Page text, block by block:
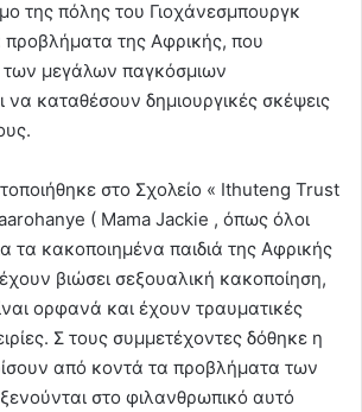
της πόλης του Γιοχάνεσμπουργκ
της Αφρικής, που
μεγάλων παγκόσμιων
καταθέσουν δημιουργικές σκέψεις
στο Σχολείο « Ithuteng Trust
( Mama Jackie , όπως όλοι
τα κακοποιημένα παιδιά της Αφρικής
βιώσει σεξουαλική κακοποίηση,
ορφανά και έχουν τραυματικές
Σ τους συμμετέχοντες δόθηκε η
από κοντά τα προβλήματα των
στο φιλανθρωπικό αυτό